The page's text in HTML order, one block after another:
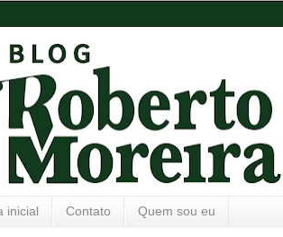
inicial Contato Quem sou eu